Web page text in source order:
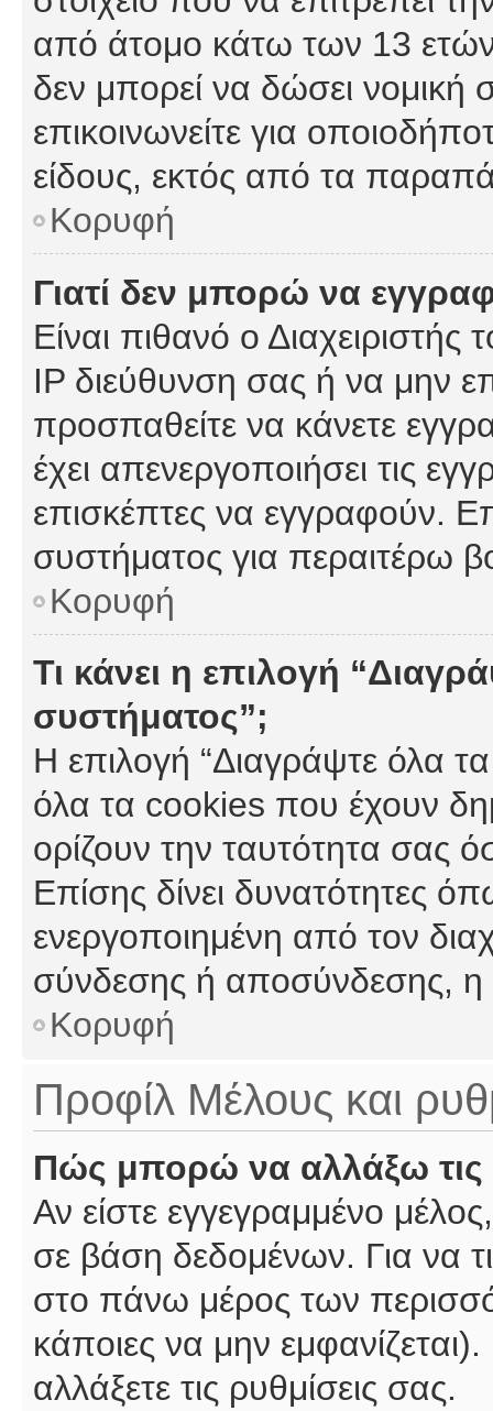
από άτομο κάτω των 13
δεν μπορεί να δώσει νομική
επικοινωνείτε για
είδους, εκτός από τα
Κορυφή
Γιατί δεν μπορώ να
Είναι πιθανό ο
IP διεύθυνση σας ή να μην
προσπαθείτε να κάνετε
έχει απενεργοποιήσει τις
επισκέπτες να εγγραφούν.
συστήματος για περαιτέρω
Κορυφή
Τι κάνει η επιλογή
συστήματος”;
Η επιλογή “Διαγράψτε όλα
όλα τα cookies που έχουν
ορίζουν την ταυτότητα σας
Επίσης δίνει δυνατότητες
ενεργοποιημένη από τον
σύνδεσης ή αποσύνδεσης, η
Κορυφή
Προφίλ Μέλους και
Πώς μπορώ να αλλάξω τις
Αν είστε εγγεγραμμένο
σε βάση δεδομένων. Για να
στο πάνω μέρος των
κάποιες να μην
αλλάξετε τις ρυθμίσεις σας.